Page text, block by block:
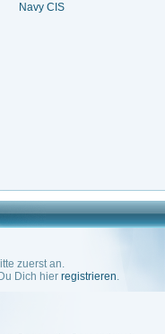
Navy CIS
zuerst an.
Dich hier registrieren.